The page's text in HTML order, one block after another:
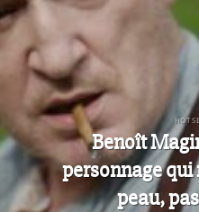
HOT
Benoît
personnage
peau,